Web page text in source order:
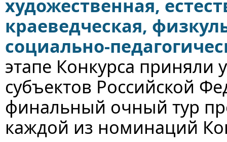
художественная,
краеведческая,
социально-
этапе Конкурса приняли
субъектов Российской
финальный очный тур
каждой из номинаций